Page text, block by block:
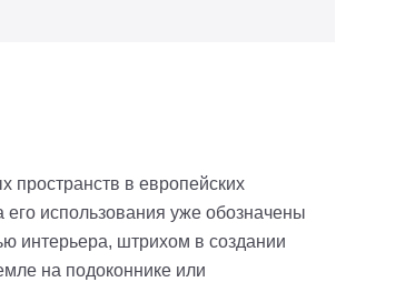
в европейских
использования уже обозначены
интерьера, штрихом в создании
на подоконнике или